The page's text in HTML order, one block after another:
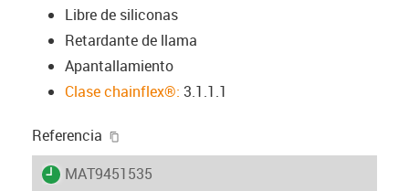
Libre de siliconas
Retardante de llama
Apantallamiento
Clase chainflex®: 3.1.1.1
Referencia
igus-icon-lieferzeit
MAT9451535